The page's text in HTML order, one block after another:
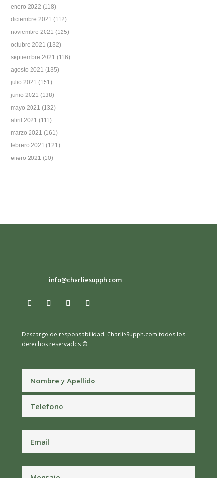
enero 2022 (118)
diciembre 2021 (112)
noviembre 2021 (125)
octubre 2021 (132)
septiembre 2021 (116)
agosto 2021 (135)
julio 2021 (151)
junio 2021 (138)
mayo 2021 (132)
abril 2021 (111)
marzo 2021 (161)
febrero 2021 (121)
enero 2021 (10)
info@charliesupph.com
Descargo de responsabilidad. CharlieSupph.com todos los
derechos reservados ©